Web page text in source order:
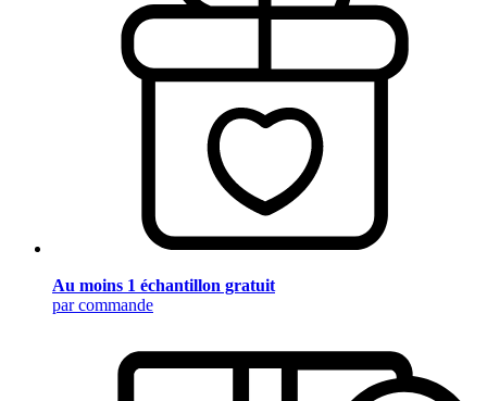
Au moins 1 échantillon gratuit
par commande